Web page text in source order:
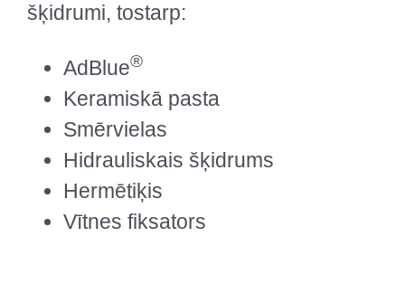
šķidrumi, tostarp:
AdBlue®
Keramiskā pasta
Smērvielas
Hidrauliskais šķidrums
Hermētiķis
Vītnes fiksators